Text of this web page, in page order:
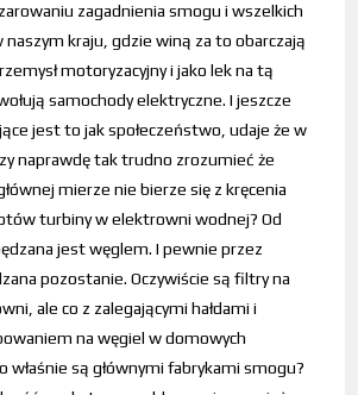
zagadnienia smogu i wszelkich
naszym kraju, gdzie winą za to obarczają
motoryzacyjny i jako lek na tą
samochody elektryczne. I jeszcze
jest to jak społeczeństwo, udaje że w
naprawdę tak trudno zrozumieć że
mierze nie bierze się z kręcenia
turbiny w elektrowni wodnej? Od
jest węglem. I pewnie przez
pozostanie. Oczywiście są filtry na
ale co z zalegającymi hałdami i
na węgiel w domowych
właśnie są głównymi fabrykami smogu?